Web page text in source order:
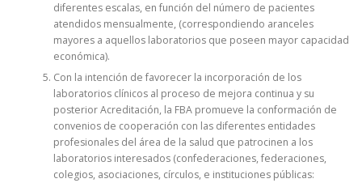
diferentes escalas, en función del número de pacientes
atendidos mensualmente, (correspondiendo aranceles
mayores a aquellos laboratorios que poseen mayor capacidad
económica).
Con la intención de favorecer la incorporación de los
laboratorios clínicos al proceso de mejora continua y su
posterior Acreditación, la FBA promueve la conformación de
convenios de cooperación con las diferentes entidades
profesionales del área de la salud que patrocinen a los
laboratorios interesados (confederaciones, federaciones,
colegios, asociaciones, círculos, e instituciones públicas: